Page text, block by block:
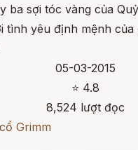
ba sợi tóc vàng của
tình yêu định mệnh của
05-03-2015
⭐ 4.8
8,524 lượt đọc
Grimm